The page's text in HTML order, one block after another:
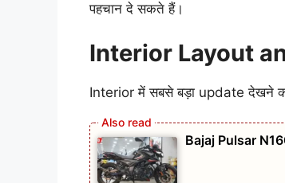
पहचान दे सकते हैं।
Interior Layout
Interior में सबसे बड़ा update देखने
Bajaj Pulsar